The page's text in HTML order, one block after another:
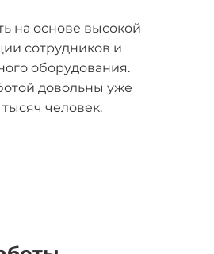
на основе высокой
сотрудников и
оборудования.
довольны уже
человек.